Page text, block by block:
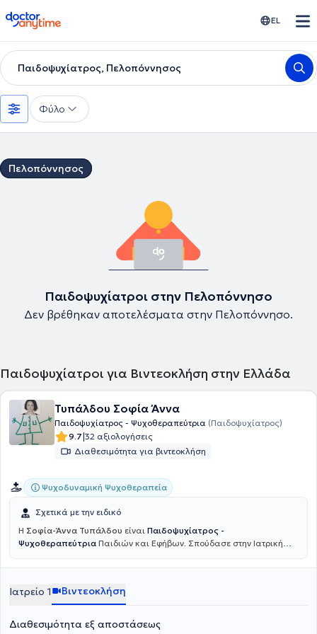
doctoranytime EL
Παιδοψυχίατρος, Πελοπόννησος
Φύλο
Πελοπόννησος
Παιδοψυχίατροι στην Πελοπόννησο
Δεν βρέθηκαν αποτελέσματα στην Πελοπόννησο.
Παιδοψυχίατροι για Βιντεοκλήση στην Ελλάδα
Τυπάλδου Σοφία Άννα
Παιδοψυχίατρος - Ψυχοθεραπεύτρια (Παιδοψυχίατρος)
9.7|32 αξιολογήσεις
Διαθεσιμότητα για βιντεοκλήση
Ψυχοδυναμική Ψυχοθεραπεία
Σχετικά με την ειδικό
Η Σοφία-Άννα Τυπάλδου είναι Παιδοψυχίατρος -
Ψυχοθεραπεύτρια Παιδιών και Εφήβων. Σπούδασε στην Ιατρική
στο Κ.Υ. Φαρσάλων. Έκανε μέρος της ειδικότητάς της στην
εργάστηκε ως ειδικευόμενη στη Ψυχιατρική Ενηλίκων στο
Πανεπιστημιακό Νοσοκομειό της Γενεύης στην Ελβετία. Στη συνέχεια
ολοκλήρωσε την ειδικότητα της Παιδοψυχιατρικής στο
Ιατρείο 1 Βιντεοκλήση
Διαθεσιμότητα εξ αποστάσεως